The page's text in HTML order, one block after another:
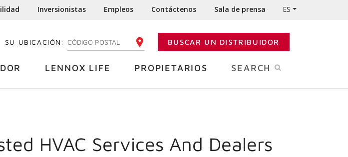
Inversionistas Empleos Contáctenos Sala de prensa ES
SU UBICACIÓN: INGRESE SU CÓDIGO POSTAL BUSCAR UN DISTRIBUIDOR
LENNOX LIFE PROPIETARIOS SEARCH
HVAC Services And Dealers